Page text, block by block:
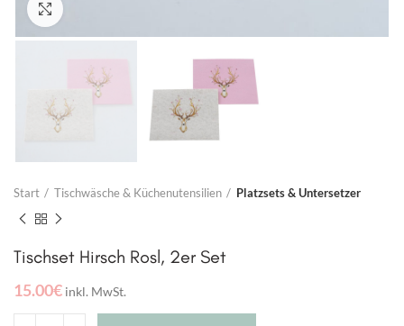
Start Tischwäsche & Küchenutensilien Platzsets & Untersetzer
Tischset Hirsch Rosl, 2er Set
15.00€ inkl. MwSt.